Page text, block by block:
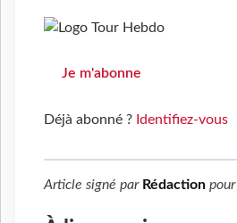
Je m'abonne
Déjà abonné ? Identifiez-vous
Article signé par Rédaction pour